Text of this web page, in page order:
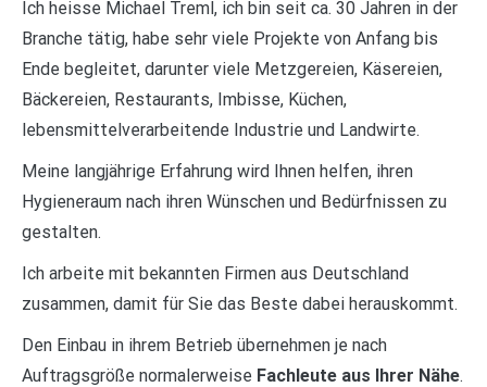
Ich heisse Michael Treml, ich bin seit ca. 30 Jahren in der
Branche tätig, habe sehr viele Projekte von Anfang bis
Ende begleitet, darunter viele Metzgereien, Käsereien,
Bäckereien, Restaurants, Imbisse, Küchen,
lebensmittelverarbeitende Industrie und Landwirte.
Meine langjährige Erfahrung wird Ihnen helfen, ihren
Hygieneraum nach ihren Wünschen und Bedürfnissen zu
gestalten.
Ich arbeite mit bekannten Firmen aus Deutschland
zusammen, damit für Sie das Beste dabei herauskommt.
Den Einbau in ihrem Betrieb übernehmen je nach
Auftragsgröße normalerweise Fachleute aus Ihrer Nähe.